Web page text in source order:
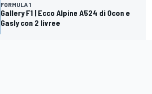
FORMULA 1
Gallery F1 | Ecco Alpine A524 di Ocon e
Gasly con 2 livree